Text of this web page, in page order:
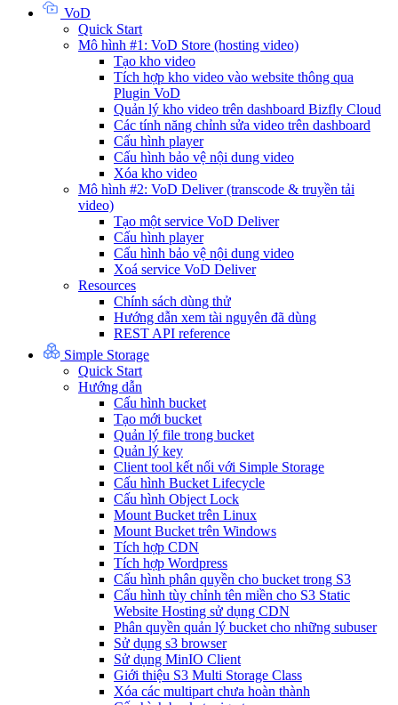
VoD
Quick Start
Mô hình #1: VoD Store (hosting video)
Tạo kho video
Tích hợp kho video vào website thông qua
Plugin VoD
Quản lý kho video trên dashboard Bizfly Cloud
Các tính năng chỉnh sửa video trên dashboard
Cấu hình player
Cấu hình bảo vệ nội dung video
Xóa kho video
Mô hình #2: VoD Deliver (transcode & truyền tải
video)
Tạo một service VoD Deliver
Cấu hình player
Cấu hình bảo vệ nội dung video
Xoá service VoD Deliver
Resources
Chính sách dùng thử
Hướng dẫn xem tài nguyên đã dùng
REST API reference
Simple Storage
Quick Start
Hướng dẫn
Cấu hình bucket
Tạo mới bucket
Quản lý file trong bucket
Quản lý key
Client tool kết nối với Simple Storage
Cấu hình Bucket Lifecycle
Cấu hình Object Lock
Mount Bucket trên Linux
Mount Bucket trên Windows
Tích hợp CDN
Tích hợp Wordpress
Cấu hình phân quyền cho bucket trong S3
Cấu hình tùy chỉnh tên miền cho S3 Static
Website Hosting sử dụng CDN
Phân quyền quản lý bucket cho những subuser
Sử dụng s3 browser
Sử dụng MinIO Client
Giới thiệu S3 Multi Storage Class
Xóa các multipart chưa hoàn thành